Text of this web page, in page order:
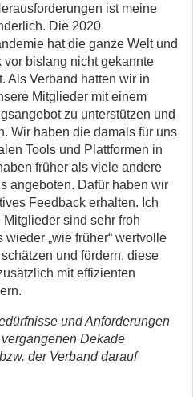
ist meine
Die 2020
hat die ganze Welt und
bislang nicht gekannte
Als Verband hatten wir in
Mitglieder mit einem
zu unterstützen und
Wir haben die damals für uns
Tools und Plattformen in
früher als viele andere
angeboten. Dafür haben wir
Feedback erhalten. Ich
sind sehr froh
„wie früher“ wertvolle
und fördern, diese
mit effizienten
und Anforderungen
Dekade
der Verband darauf